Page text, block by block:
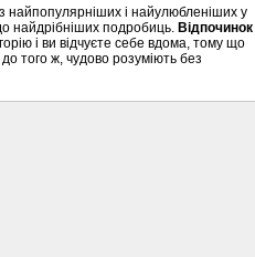
найпопулярніших і найулюбленіших у
найдрібніших подробиць. Відпочинок
і ви відчуєте себе вдома, тому що
того ж, чудово розуміють без